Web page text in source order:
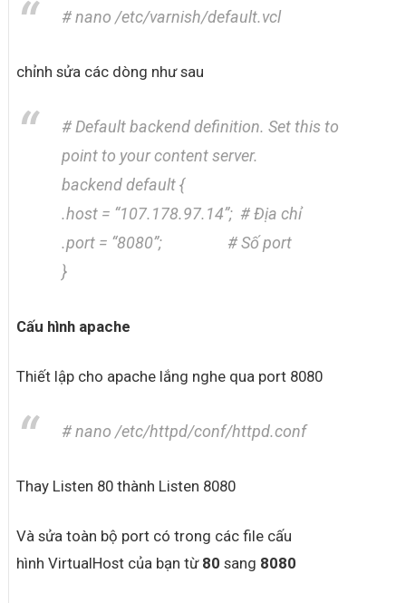
# nano /etc/varnish/default.vcl
chỉnh sửa các dòng như sau
# Default backend definition. Set this to
point to your content server.
backend default {
.host = “107.178.97.14”; # Địa chỉ
.port = “8080”; # Số port
}
Cấu hình apache
Thiết lập cho apache lắng nghe qua port 8080
# nano /etc/httpd/conf/httpd.conf
Thay Listen 80 thành Listen 8080
Và sửa toàn bộ port có trong các file cấu
hình VirtualHost của bạn từ 80 sang 8080